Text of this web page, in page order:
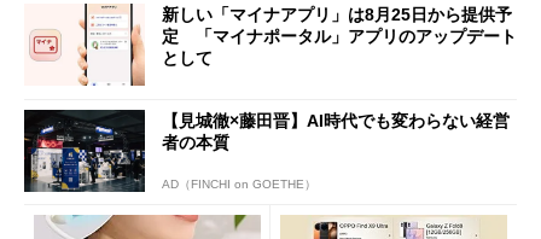
新しい「マイナアプリ」は8月25日から提供予
定 「マイナポータル」アプリのアップデート
として
【見城徹×藤田晋】AI時代でも変わらない経営
者の本質
AD（FINCHI on GOETHE）